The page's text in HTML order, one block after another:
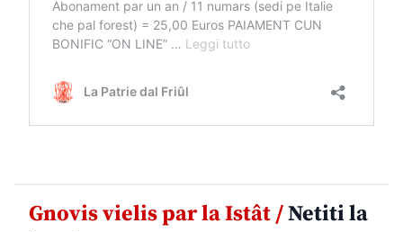
Gnovis vielis par la Istât /Netiti la